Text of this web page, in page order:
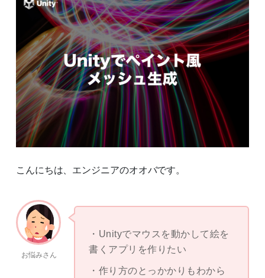
こんにちは、エンジニアのオオバです。
お悩みさん
Unityでマウスを動かして絵を
書くアプリを作りたい
作り方のとっかかりもわから